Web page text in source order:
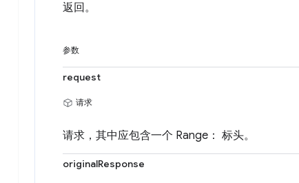
返回。
参数
request
请求
请求，其中应包含一个 Range： 标头。
originalResponse